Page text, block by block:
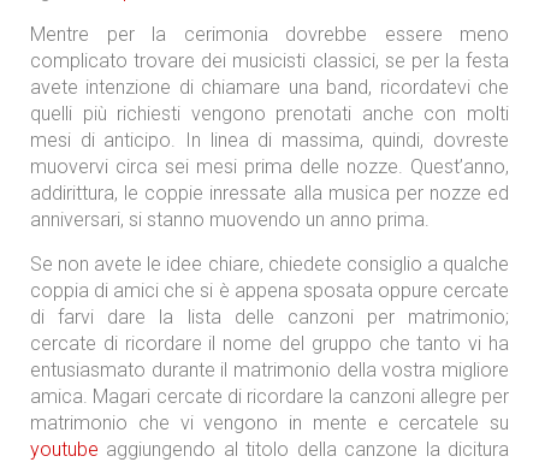
Mentre per la cerimonia dovrebbe essere meno
complicato trovare dei musicisti classici, se per la festa
avete intenzione di chiamare una band, ricordatevi che
quelli più richiesti vengono prenotati anche con molti
mesi di anticipo. In linea di massima, quindi, dovreste
muovervi circa sei mesi prima delle nozze. Quest’anno,
addirittura, le coppie inressate alla musica per nozze ed
anniversari, si stanno muovendo un anno prima.
Se non avete le idee chiare, chiedete consiglio a qualche
coppia di amici che si è appena sposata oppure cercate
di farvi dare la lista delle canzoni per matrimonio;
cercate di ricordare il nome del gruppo che tanto vi ha
entusiasmato durante il matrimonio della vostra migliore
amica. Magari cercate di ricordare la canzoni allegre per
matrimonio che vi vengono in mente e cercatele su
youtube aggiungendo al titolo della canzone la dicitura